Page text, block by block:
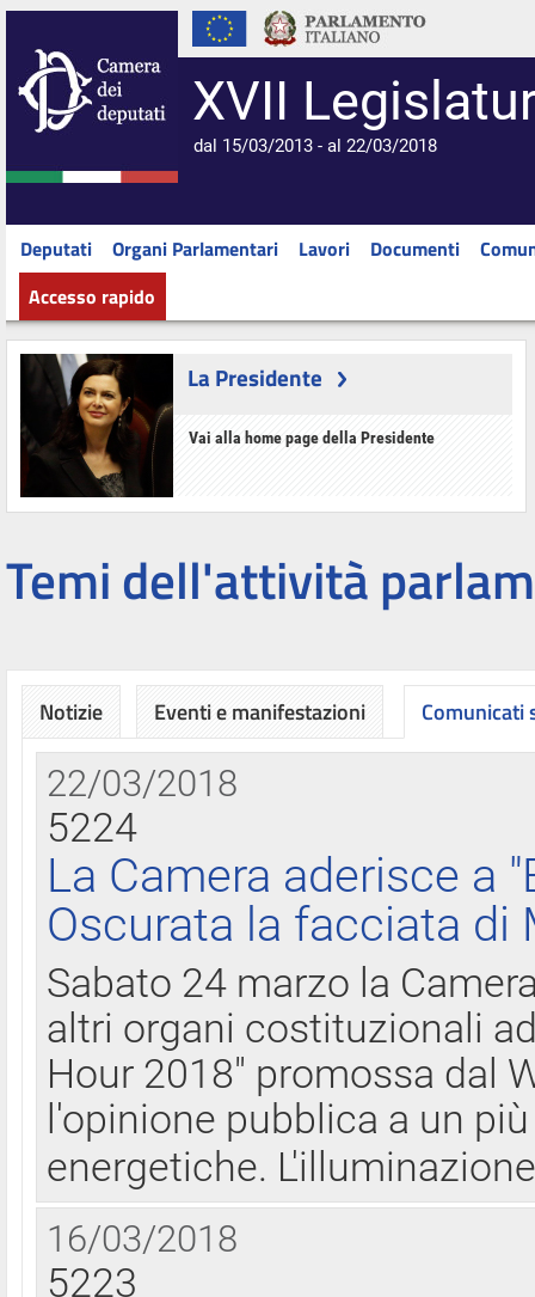
XVII
dal 15/03/2013 - al 22/03/2018
Deputati Organi Parlamentari Lavori Documenti
Accesso rapido
La Presidente
Vai alla home page della Presidente
Temi dell'attività
Notizie Eventi e manifestazioni Comunicati
22/03/2018
5224
La Camera aderisce a
Oscurata la facciata di
Sabato 24 marzo la
altri organi costituzionali
Hour 2018" promossa dal
l'opinione pubblica a un
energetiche.
16/03/2018
5223